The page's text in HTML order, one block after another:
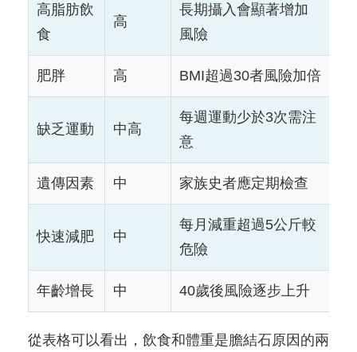
高脂肪飲
食
高
長期攝入會顯著增加
風險
肥胖 高 BMI超過30者風險加倍
缺乏運動 中高
每週運動少於3次需注
意
遺傳因素 中 家族史者應定期檢查
快速減肥 中
每月減重超過5公斤較
危險
年齡增長 中 40歲後風險逐步上升
從表格可以看出，飲食和體重是膽結石原因的兩